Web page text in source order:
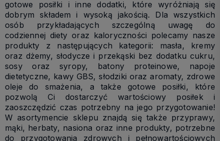
gotowe posiłki i inne dodatki, które wyróżniają się
dobrym składem i wysoką jakością. Dla wszystkich
osób przykładających szczególną uwagę do
codziennej diety oraz kaloryczności polecamy nasze
produkty z następujących kategorii: masła, kremy
oraz dżemy, słodycze i przekąski bez dodatku cukru,
sosy oraz syropy, batony proteinowe, napoje
dietetyczne, kawy GBS, słodziki oraz aromaty, zdrowe
oleje do smażenia, a także gotowe posiłki, które
pozwolą Ci dostarczyć wartościowy posiłek i
zaoszczędzić czas potrzebny na jego przygotowanie!
W asortymencie sklepu znajdą się także przyprawy,
mąki, herbaty, nasiona oraz inne produkty, potrzebne
do przygotowania zdrowych i pełnowartościowych